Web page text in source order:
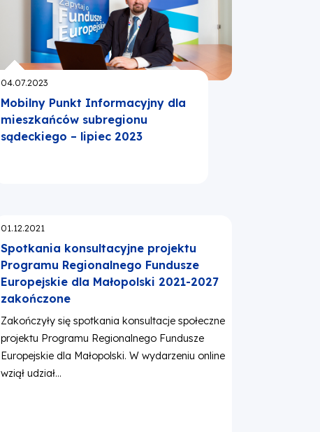
Opublikowano:
04.07.2023
Mobilny Punkt Informacyjny dla
mieszkańców subregionu
sądeckiego – lipiec 2023
Opublikowano:
01.12.2021
Spotkania konsultacyjne projektu
Programu Regionalnego Fundusze
Europejskie dla Małopolski 2021-2027
zakończone
Zakończyły się spotkania konsultacje społeczne
projektu Programu Regionalnego Fundusze
Europejskie dla Małopolski. W wydarzeniu online
wziął udział...